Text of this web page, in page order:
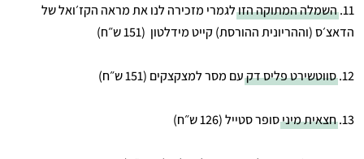
11. השמלה המתוקה הזולגמרי מזכירה לנו את מראה הקז׳ואל של
הדאצ׳ס (וההריונית ההורסת) קייט מידלטון (151 ש״ח)
12. סווטשירט פליס דקעם מסר למצקצקים (151 ש״ח)
13. חצאית מיניסופר סטייל (126 ש״ח)